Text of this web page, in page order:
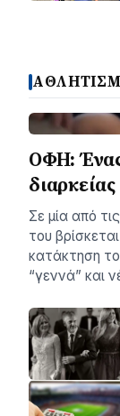
ΟΦΗ: Ένας
Σε μία από
του
κατάκτηση
“γεννά” και